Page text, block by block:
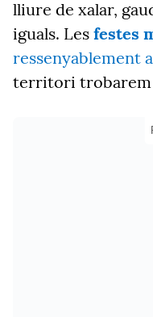
lliure de xalar,
iguals. Les festes
ressenyablement
territori trobarem